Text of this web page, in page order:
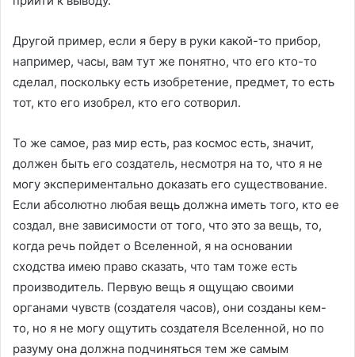
Другой пример, если я беру в руки какой-то прибор,
например, часы, вам тут же понятно, что его кто-то
сделал, поскольку есть изобретение, предмет, то есть
тот, кто его изобрел, кто его сотворил.
То же самое, раз мир есть, раз космос есть, значит,
должен быть его создатель, несмотря на то, что я не
могу экспериментально доказать его существование.
Если абсолютно любая вещь должна иметь того, кто ее
создал, вне зависимости от того, что это за вещь, то,
когда речь пойдет о Вселенной, я на основании
сходства имею право сказать, что там тоже есть
производитель. Первую вещь я ощущаю своими
органами чувств (создателя часов), они созданы кем-
то, но я не могу ощутить создателя Вселенной, но по
разуму она должна подчиняться тем же самым